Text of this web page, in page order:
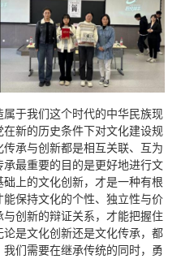
于我们这个时代的中华民族现
新的历史条件下对文化建设规
承与创新都是相互关联、互为
最重要的目的是更好地进行文
上的文化创新，才是一种有根
保持文化的个性、独立性与价
创新的辩证关系，才能把握住
是文化创新还是文化传承，都
们需要在继承传统的同时，勇